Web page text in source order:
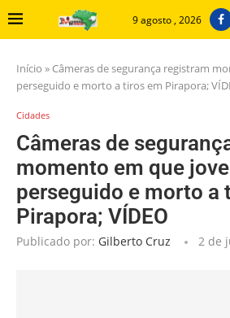
9 agosto , 2026
Início » Câmeras de segurança registram
perseguido e morto a tiros em Pirapora;
Cidades
Câmeras de
momento em que
perseguido e morto a
Pirapora; VÍDEO
Publicado por: Gilberto Cruz 2 de